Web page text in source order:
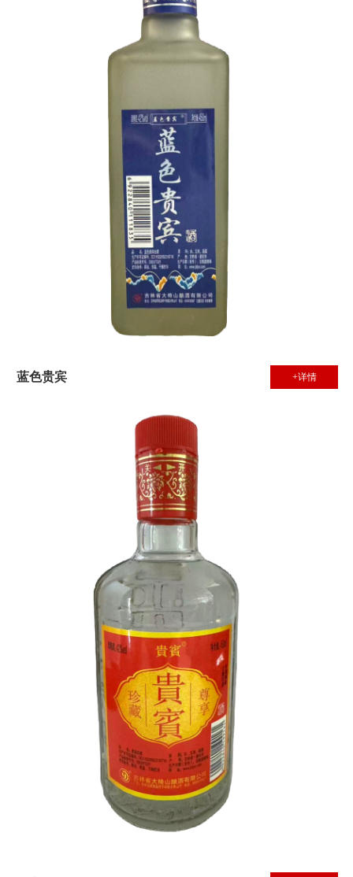
蓝色贵宾 +详情